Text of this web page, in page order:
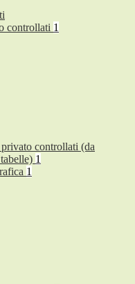
controllati 1
controllati (da
1
1